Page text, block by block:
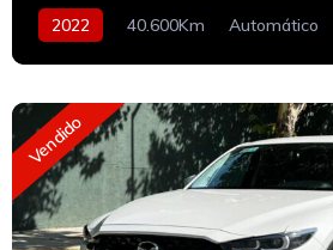
2022 40.600Km Automático
Vendido